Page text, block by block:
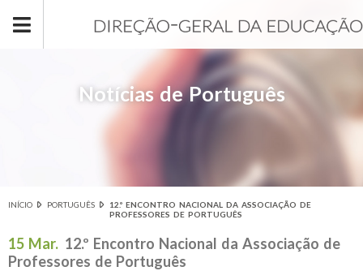
Notícias de Português
INÍCIO PORTUGUÊS
12.º ENCONTRO NACIONAL DA ASSOCIAÇÃO DE
PROFESSORES DE PORTUGUÊS
15 Mar. 12.º Encontro Nacional da Associação de
Professores de Português